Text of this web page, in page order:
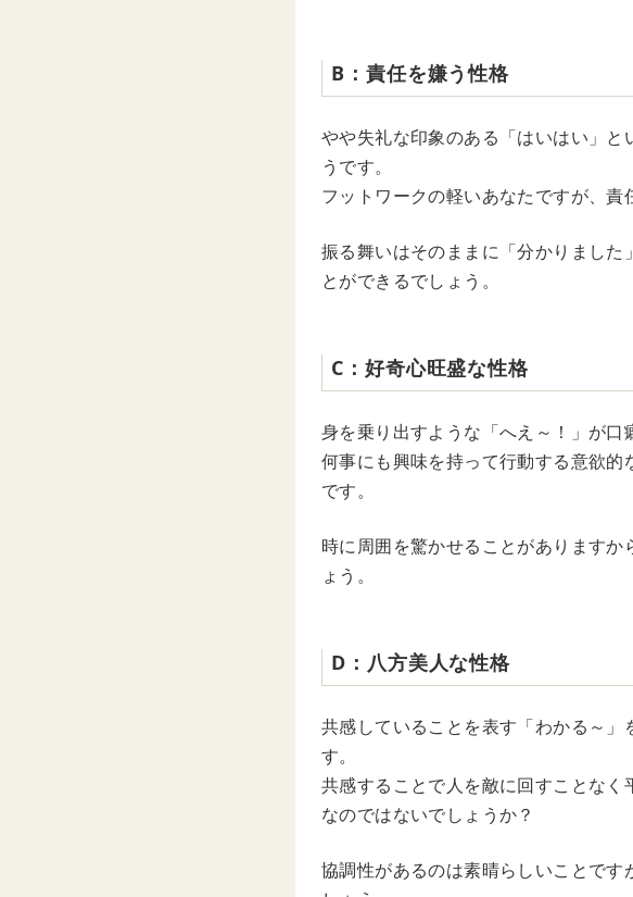
B：責任を嫌う性格
やや失礼な印象のある「はいはい」
うです。
フットワークの軽いあなたですが、責
振る舞いはそのままに「分かりまし
とができるでしょう。
C：好奇心旺盛な性格
身を乗り出すような「へえ～！」が口
何事にも興味を持って行動する意欲
です。
時に周囲を驚かせることがあります
ょう。
D：八方美人な性格
共感していることを表す「わかる～
す。
共感することで人を敵に回すことな
なのではないでしょうか？
協調性があるのは素晴らしいことで